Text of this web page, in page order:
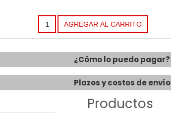
¿Cómo lo puedo pagar?
Plazos y costos de envío
Productos